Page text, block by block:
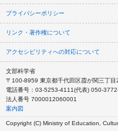
プライバシーポリシー
リンク・著作権について
アクセシビリティへの対応について
文部科学省
〒100-8959 東京都千代田区霞が関三丁目
電話番号：03-5253-4111(代表) 050-
法人番号 7000012060001
案内図
Copyright (C) Ministry of Education,